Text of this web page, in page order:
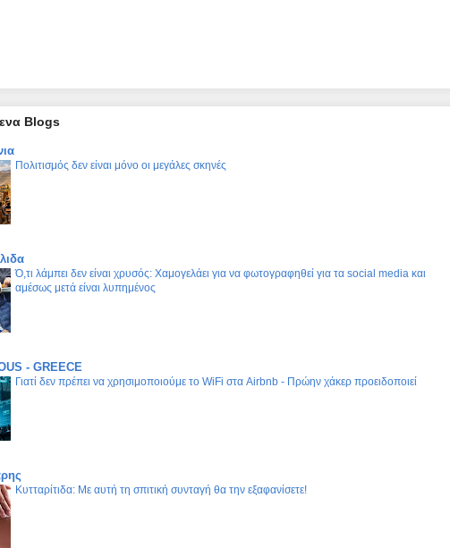
Blogs
Πολιτισμός δεν είναι μόνο οι μεγάλες σκηνές
Ό,τι λάμπει δεν είναι χρυσός: Χαμογελάει για να φωτογραφηθεί για τα social media και
αμέσως μετά είναι λυπημένος
- GREECE
Γιατί δεν πρέπει να χρησιμοποιούμε το WiFi στα Airbnb - Πρώην χάκερ προειδοποιεί
Κυτταρίτιδα: Με αυτή τη σπιτική συνταγή θα την εξαφανίσετε!